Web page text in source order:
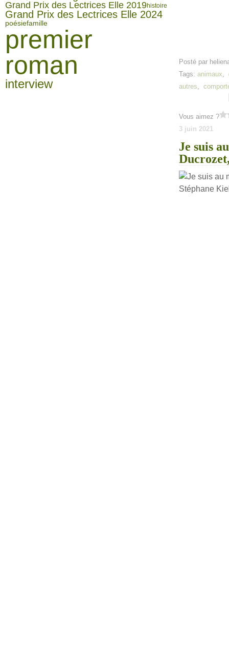
Grand Prix des Lectrices Elle 2019histoire
Grand Prix des Lectrices Elle 2024
poésiefamille
premier
roman
interview
Posté par
Tags: animaux,
autres,
Vous aimez ?
3 juin 2021
Je suis